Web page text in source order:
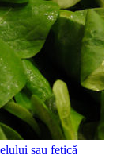
sau fetică